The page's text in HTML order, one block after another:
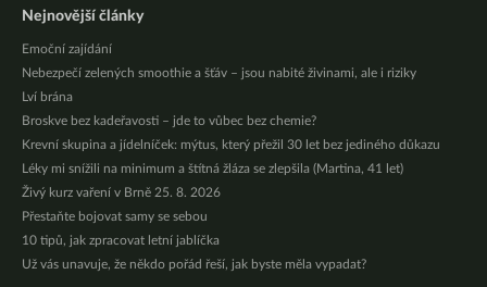
Nejnovější články
Emoční zajídání
Nebezpečí zelených smoothie a šťáv – jsou nabité živinami, ale i riziky
Lví brána
Broskve bez kadeřavosti – jde to vůbec bez chemie?
Krevní skupina a jídelníček: mýtus, který přežil 30 let bez jediného důkazu
Léky mi snížili na minimum a štítná žláza se zlepšila (Martina, 41 let)
Živý kurz vaření v Brně 25. 8. 2026
Přestaňte bojovat samy se sebou
10 tipů, jak zpracovat letní jablíčka
Už vás unavuje, že někdo pořád řeší, jak byste měla vypadat?